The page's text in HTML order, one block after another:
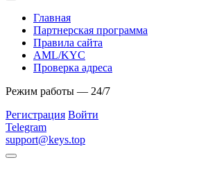
Главная
Партнерская программа
Правила сайта
AML/KYC
Проверка адреса
Режим работы — 24/7
Регистрация Войти
Telegram
support@keys.top